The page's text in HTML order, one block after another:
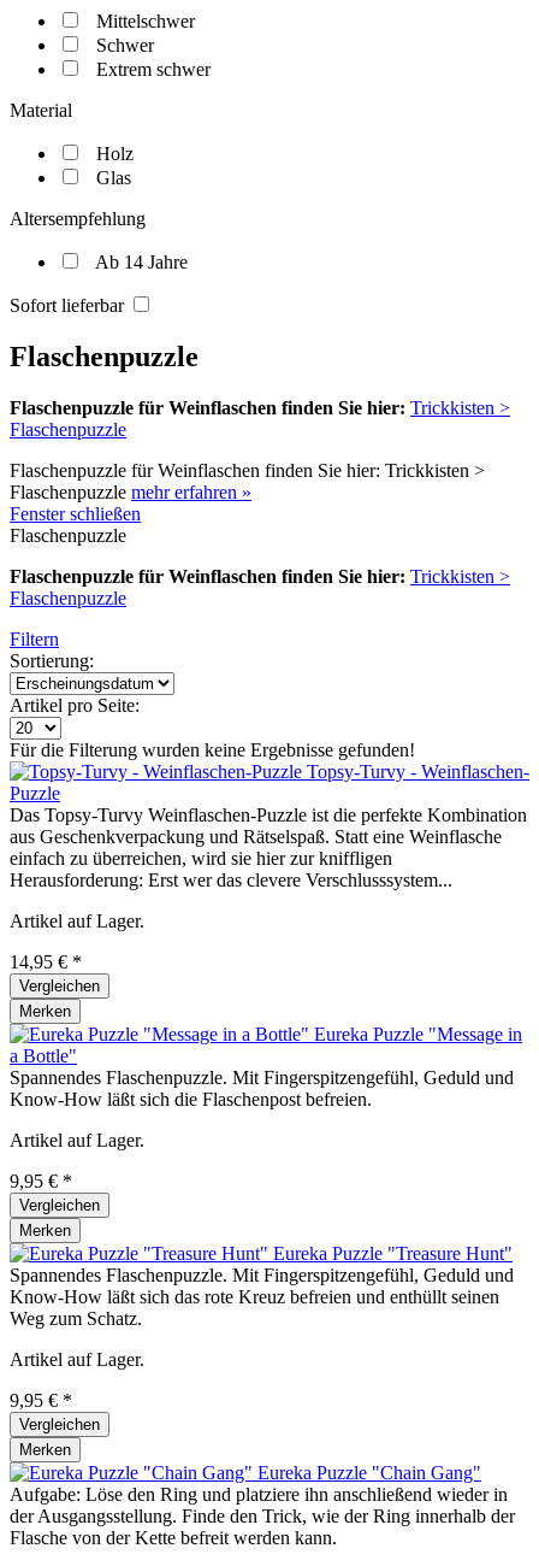
Mittelschwer
Schwer
Extrem schwer
Material
Holz
Glas
Altersempfehlung
Ab 14 Jahre
Sofort lieferbar
Flaschenpuzzle
Flaschenpuzzle für Weinflaschen finden Sie hier: Trickkisten >
Flaschenpuzzle
Flaschenpuzzle für Weinflaschen finden Sie hier: Trickkisten >
Flaschenpuzzle mehr erfahren »
Fenster schließen
Flaschenpuzzle
Flaschenpuzzle für Weinflaschen finden Sie hier: Trickkisten >
Flaschenpuzzle
Filtern
Sortierung:
Artikel pro Seite:
Für die Filterung wurden keine Ergebnisse gefunden!
Topsy-Turvy - Weinflaschen-
Puzzle
Das Topsy-Turvy Weinflaschen-Puzzle ist die perfekte Kombination
aus Geschenkverpackung und Rätselspaß. Statt eine Weinflasche
einfach zu überreichen, wird sie hier zur kniffligen
Herausforderung: Erst wer das clevere Verschlusssystem...
Artikel auf Lager.
14,95 € *
Vergleichen
Merken
Eureka Puzzle "Message in
a Bottle"
Spannendes Flaschenpuzzle. Mit Fingerspitzengefühl, Geduld und
Know-How läßt sich die Flaschenpost befreien.
Artikel auf Lager.
9,95 € *
Vergleichen
Merken
Eureka Puzzle "Treasure Hunt"
Spannendes Flaschenpuzzle. Mit Fingerspitzengefühl, Geduld und
Know-How läßt sich das rote Kreuz befreien und enthüllt seinen
Weg zum Schatz.
Artikel auf Lager.
9,95 € *
Vergleichen
Merken
Eureka Puzzle "Chain Gang"
Aufgabe: Löse den Ring und platziere ihn anschließend wieder in
der Ausgangsstellung. Finde den Trick, wie der Ring innerhalb der
Flasche von der Kette befreit werden kann.